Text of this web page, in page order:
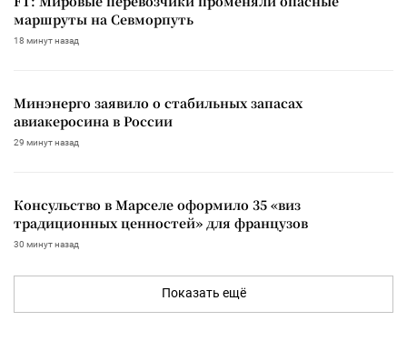
маршруты на Севморпуть
18 минут назад
Минэнерго заявило о стабильных запасах
авиакеросина в России
29 минут назад
Консульство в Марселе оформило 35 «виз
традиционных ценностей» для французов
30 минут назад
Показать ещё